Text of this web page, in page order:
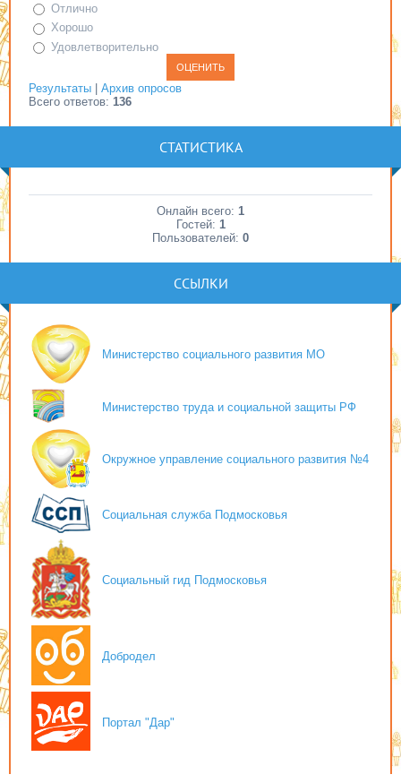
Отлично
Хорошо
Удовлетворительно
Результаты
Архив опросов
Всего ответов: 136
СТАТИСТИКА
Онлайн всего: 1
Гостей: 1
Пользователей: 0
ССЫЛКИ
Министерство социального развития МО
Министерство труда и социальной защиты РФ
Окружное управление социального развития №4
Социальная служба Подмосковья
Социальный гид Подмосковья
Добродел
Портал "Дар"